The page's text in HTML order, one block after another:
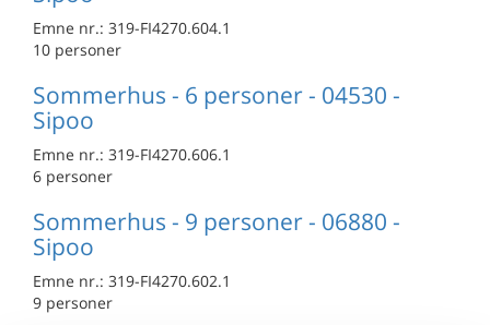
Emne nr.: 319-FI4270.604.1
10 personer
Sommerhus - 6 personer - 04530 -
Sipoo
Emne nr.: 319-FI4270.606.1
6 personer
Sommerhus - 9 personer - 06880 -
Sipoo
Emne nr.: 319-FI4270.602.1
9 personer